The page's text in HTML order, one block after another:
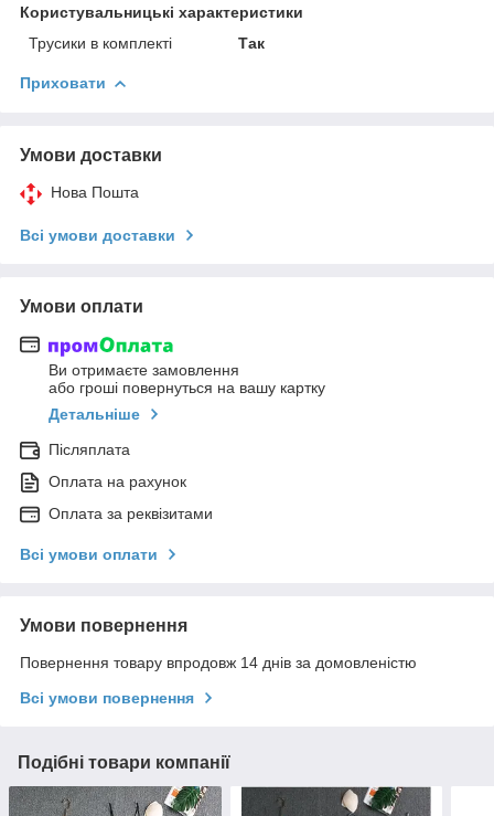
Користувальницькі характеристики
Трусики в комплекті
Так
Приховати
Умови доставки
Нова Пошта
Всі умови доставки
Умови оплати
Ви отримаєте замовлення
або гроші повернуться на вашу картку
Детальніше
Післяплата
Оплата на рахунок
Оплата за реквізитами
Всі умови оплати
Умови повернення
Повернення товару впродовж 14 днів за домовленістю
Всі умови повернення
Подібні товари компанії